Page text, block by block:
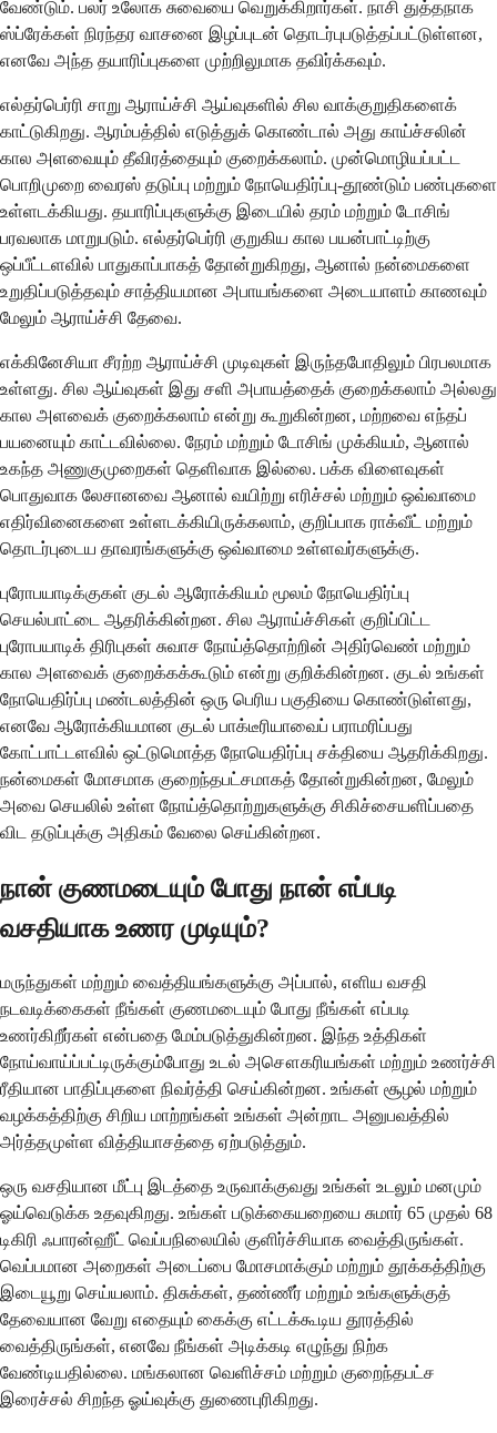
வேண்டும். பலர் உலோக சுவையை வெறுக்கிறார்கள். நாசி துத்தநாக
ஸ்ப்ரேக்கள் நிரந்தர வாசனை இழப்புடன் தொடர்புபடுத்தப்பட்டுள்ளன,
எனவே அந்த தயாரிப்புகளை முற்றிலுமாக தவிர்க்கவும்.
எல்தர்பெர்ரி சாறு ஆராய்ச்சி ஆய்வுகளில் சில வாக்குறுதிகளைக்
காட்டுகிறது. ஆரம்பத்தில் எடுத்துக் கொண்டால் அது காய்ச்சலின்
கால அளவையும் தீவிரத்தையும் குறைக்கலாம். முன்மொழியப்பட்ட
பொறிமுறை வைரஸ் தடுப்பு மற்றும் நோயெதிர்ப்பு-தூண்டும் பண்புகளை
உள்ளடக்கியது. தயாரிப்புகளுக்கு இடையில் தரம் மற்றும் டோசிங்
பரவலாக மாறுபடும். எல்தர்பெர்ரி குறுகிய கால பயன்பாட்டிற்கு
ஒப்பீட்டளவில் பாதுகாப்பாகத் தோன்றுகிறது, ஆனால் நன்மைகளை
உறுதிப்படுத்தவும் சாத்தியமான அபாயங்களை அடையாளம் காணவும்
மேலும் ஆராய்ச்சி தேவை.
எக்கினேசியா சீரற்ற ஆராய்ச்சி முடிவுகள் இருந்தபோதிலும் பிரபலமாக
உள்ளது. சில ஆய்வுகள் இது சளி அபாயத்தைக் குறைக்கலாம் அல்லது
கால அளவைக் குறைக்கலாம் என்று கூறுகின்றன, மற்றவை எந்தப்
பயனையும் காட்டவில்லை. நேரம் மற்றும் டோசிங் முக்கியம், ஆனால்
உகந்த அணுகுமுறைகள் தெளிவாக இல்லை. பக்க விளைவுகள்
பொதுவாக லேசானவை ஆனால் வயிற்று எரிச்சல் மற்றும் ஒவ்வாமை
எதிர்வினைகளை உள்ளடக்கியிருக்கலாம், குறிப்பாக ராக்வீட் மற்றும்
தொடர்புடைய தாவரங்களுக்கு ஒவ்வாமை உள்ளவர்களுக்கு.
புரோபயாடிக்குகள் குடல் ஆரோக்கியம் மூலம் நோயெதிர்ப்பு
செயல்பாட்டை ஆதரிக்கின்றன. சில ஆராய்ச்சிகள் குறிப்பிட்ட
புரோபயாடிக் திரிபுகள் சுவாச நோய்த்தொற்றின் அதிர்வெண் மற்றும்
கால அளவைக் குறைக்கக்கூடும் என்று குறிக்கின்றன. குடல் உங்கள்
நோயெதிர்ப்பு மண்டலத்தின் ஒரு பெரிய பகுதியை கொண்டுள்ளது,
எனவே ஆரோக்கியமான குடல் பாக்டீரியாவைப் பராமரிப்பது
கோட்பாட்டளவில் ஒட்டுமொத்த நோயெதிர்ப்பு சக்தியை ஆதரிக்கிறது.
நன்மைகள் மோசமாக குறைந்தபட்சமாகத் தோன்றுகின்றன, மேலும்
அவை செயலில் உள்ள நோய்த்தொற்றுகளுக்கு சிகிச்சையளிப்பதை
விட தடுப்புக்கு அதிகம் வேலை செய்கின்றன.
நான் குணமடையும் போது நான் எப்படி
வசதியாக உணர முடியும்?
மருந்துகள் மற்றும் வைத்தியங்களுக்கு அப்பால், எளிய வசதி
நடவடிக்கைகள் நீங்கள் குணமடையும் போது நீங்கள் எப்படி
உணர்கிறீர்கள் என்பதை மேம்படுத்துகின்றன. இந்த உத்திகள்
நோய்வாய்ப்பட்டிருக்கும்போது உடல் அசௌகரியங்கள் மற்றும் உணர்ச்சி
ரீதியான பாதிப்புகளை நிவர்த்தி செய்கின்றன. உங்கள் சூழல் மற்றும்
வழக்கத்திற்கு சிறிய மாற்றங்கள் உங்கள் அன்றாட அனுபவத்தில்
அர்த்தமுள்ள வித்தியாசத்தை ஏற்படுத்தும்.
ஒரு வசதியான மீட்பு இடத்தை உருவாக்குவது உங்கள் உடலும் மனமும்
ஓய்வெடுக்க உதவுகிறது. உங்கள் படுக்கையறையை சுமார் 65 முதல் 68
டிகிரி ஃபாரன்ஹீட் வெப்பநிலையில் குளிர்ச்சியாக வைத்திருங்கள்.
வெப்பமான அறைகள் அடைப்பை மோசமாக்கும் மற்றும் தூக்கத்திற்கு
இடையூறு செய்யலாம். திசுக்கள், தண்ணீர் மற்றும் உங்களுக்குத்
தேவையான வேறு எதையும் கைக்கு எட்டக்கூடிய தூரத்தில்
வைத்திருங்கள், எனவே நீங்கள் அடிக்கடி எழுந்து நிற்க
வேண்டியதில்லை. மங்கலான வெளிச்சம் மற்றும் குறைந்தபட்ச
இரைச்சல் சிறந்த ஓய்வுக்கு துணைபுரிகிறது.